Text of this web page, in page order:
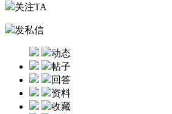
关注TA
发私信
动态
帖子
回答
资料
收藏